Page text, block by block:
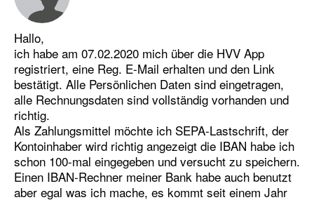
Hallo,
ich habe am 07.02.2020 mich über die HVV App
registriert, eine Reg. E-Mail erhalten und den Link
bestätigt. Alle Persönlichen Daten sind eingetragen,
alle Rechnungsdaten sind vollständig vorhanden und
richtig.
Als Zahlungsmittel möchte ich SEPA-Lastschrift, der
Kontoinhaber wird richtig angezeigt die IBAN habe ich
schon 100-mal eingegeben und versucht zu speichern.
Einen IBAN-Rechner meiner Bank habe auch benutzt
aber egal was ich mache, es kommt seit einem Jahr